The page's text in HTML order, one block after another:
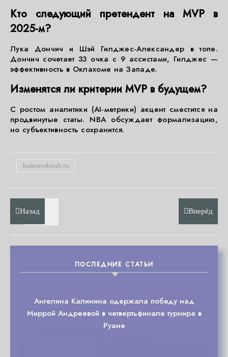
Кто следующий претендент на MVP в
2025-м?
Лука Дончич и Шэй Гилджес-Александер в топе.
Дончич сочетает 33 очка с 9 ассистами, Гилджес —
эффективность в Оклахоме на Западе.
Изменятся ли критерии MVP в будущем?
С ростом аналитики (AI-метрики) акцент сместится на
продвинутые статы. NBA обсуждает формализацию,
но субъективность сохранится.
bobrovdussh.ru
Назад Вперёд
ПОСЛЕДНИЕ СТАТЬИ
Ангелина Калинина одержала победу над
Миррой Андреевой в четвертьфинале турнира в
Руане